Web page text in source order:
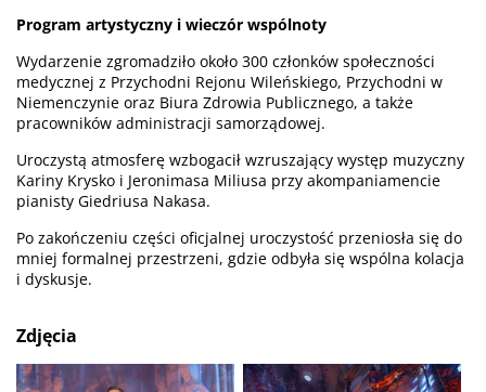
Program artystyczny i wieczór wspólnoty
Wydarzenie zgromadziło około 300 członków społeczności
medycznej z Przychodni Rejonu Wileńskiego, Przychodni w
Niemenczynie oraz Biura Zdrowia Publicznego, a także
pracowników administracji samorządowej.
Uroczystą atmosferę wzbogacił wzruszający występ muzyczny
Kariny Krysko i Jeronimasa Miliusa przy akompaniamencie
pianisty Giedriusa Nakasa.
Po zakończeniu części oficjalnej uroczystość przeniosła się do
mniej formalnej przestrzeni, gdzie odbyła się wspólna kolacja
i dyskusje.
Zdjęcia